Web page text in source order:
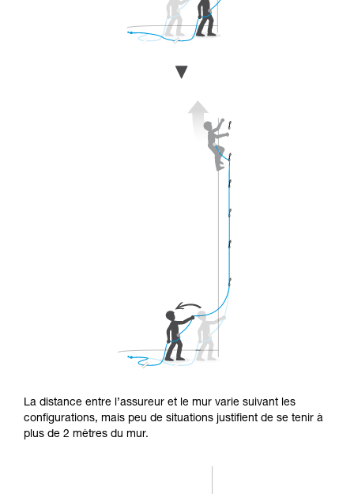
La distance entre l’assureur et le mur varie suivant les
configurations, mais peu de situations justifient de se tenir à
plus de 2 mètres du mur.